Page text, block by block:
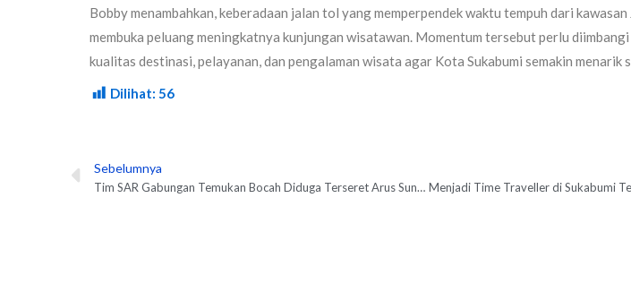
Bobby menambahkan, keberadaan jalan tol yang memperpendek waktu tempuh dari
membuka peluang meningkatnya kunjungan wisatawan. Momentum tersebut perlu
kualitas destinasi, pelayanan, dan pengalaman wisata agar Kota Sukabumi semakin menarik
Dilihat: 56
Prev
Sebelumnya
Tim SAR Gabungan Temukan Bocah Diduga Terseret Arus Sungai Cicatih di Sukabumi